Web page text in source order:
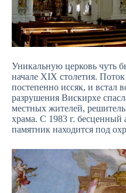
Уникальную церковь чуть
начале XIX столетия.
постепенно иссяк, и встал
разрушения Вискирхе
местных жителей,
храма. С 1983 г. бесценный
памятник находится под